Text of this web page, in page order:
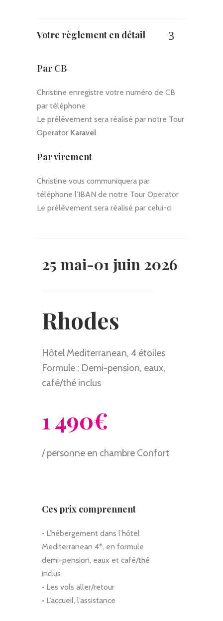
Votre règlement en détail
Par CB
Christine enregistre votre numéro de CB
par téléphone
Le prélèvement sera réalisé par notre Tour
Operator Karavel
Par virement
Christine vous communiquera par
téléphone l’IBAN de notre Tour Operator
Le prélèvement sera réalisé par celui-ci
25 mai-01 juin 2026
Rhodes
Hôtel Mediterranean, 4 étoiles
Formule : Demi-pension, eaux,
café/thé inclus
1 490€
/ personne en chambre Confort
Ces prix comprennent
• L’hébergement dans l’hôtel
Mediterranean 4*, en formule
demi-pension, eaux et café/thé
inclus
• Les vols aller/retour
• L’accueil, l’assistance